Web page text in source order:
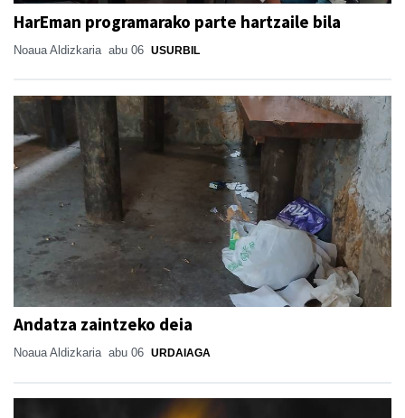
HarEman programarako parte hartzaile bila
Noaua Aldizkaria abu 06 USURBIL
Andatza zaintzeko deia
Noaua Aldizkaria abu 06 URDAIAGA